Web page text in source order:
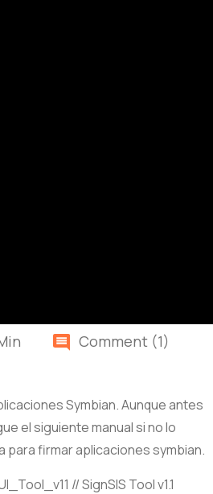
Comment (1)
Symbian. Aunque antes
el siguiente manual si no lo
para firmar aplicaciones symbian.
// SignSIS Tool v1.1